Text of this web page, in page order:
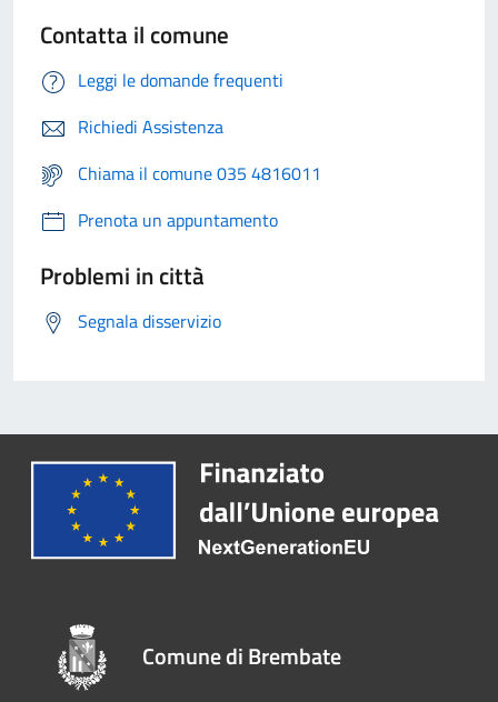
Contatta il comune
Leggi le domande frequenti
Richiedi Assistenza
Chiama il comune 035 4816011
Prenota un appuntamento
Problemi in città
Segnala disservizio
Comune di Brembate